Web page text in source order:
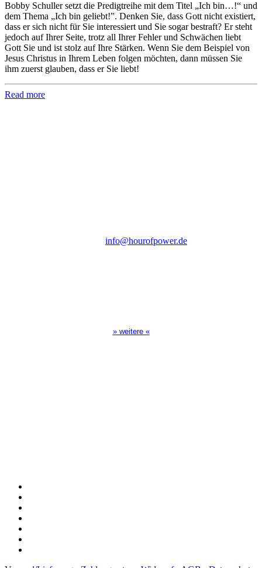
Bobby Schuller setzt die Predigtreihe mit dem Titel „Ich bin…!“ und
dem Thema „Ich bin geliebt!”. Denken Sie, dass Gott nicht existiert,
dass er sich nicht für Sie interessiert und Sie sogar bestraft? Er steht
jedoch auf Ihrer Seite, trotz all Ihrer Fehler und Schwächen liebt
Gott Sie und ist stolz auf Ihre Stärken. Wenn Sie dem Beispiel von
Jesus Christus in Ihrem Leben folgen möchten, dann müssen Sie
ihm zuerst glauben, dass er Sie liebt!
Read more
info@hourofpower.de
» weitere «